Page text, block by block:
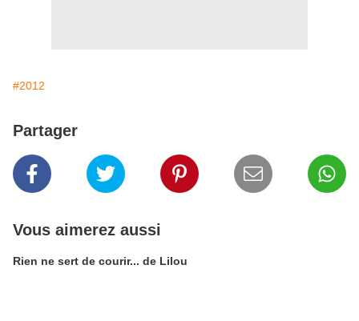
#2012
Partager
Vous aimerez aussi
Rien ne sert de courir... de Lilou